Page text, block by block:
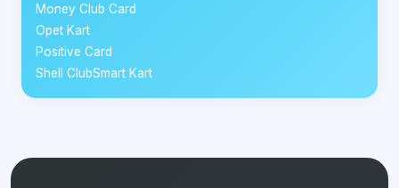
Money Club Card
Opet Kart
Positive Card
Shell ClubSmart Kart